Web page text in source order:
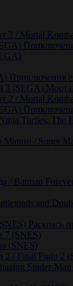
3 / Mortal
Приключения
2 / Mortal
Марио / Super
/ Batman
Раскрась
7 (SNES)
(SNES)
2 / Final Fight 2